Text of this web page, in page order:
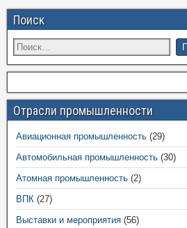
Поиск
Отрасли промышленности
Авиационная промышленность (29)
Автомобильная промышленность (30)
Атомная промышленность (2)
ВПК (27)
Выставки и мероприятия (56)